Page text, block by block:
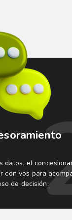
datos, el
con vos para
de decisión.